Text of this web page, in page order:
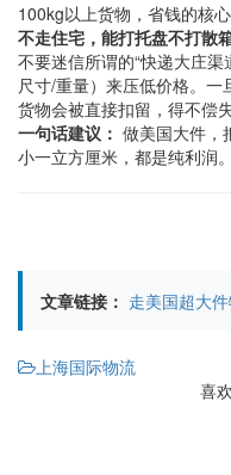
100kg以上货物，省钱的核心
不走住宅，能打托盘不打散箱
不要迷信所谓的“快递大庄渠
尺寸/重量）来压低价格。
货物会被直接扣留，得不偿失
一句话建议： 做美国大件，
小一立方厘米，都是纯利润。
文章链接： 走美国超大
上海国际物流
喜